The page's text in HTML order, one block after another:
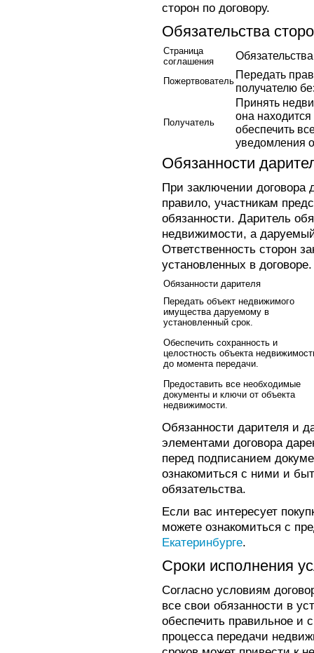
сторон по договору.
Обязательства
Страница
соглашения
Пожертвователь
Передать
получателю
Получатель
Принять
она
обеспечить
уведомления
Обязанности
При заключении договора
правило, участникам
обязанности. Даритель
недвижимости, а
Ответственность сторон
установленных в договоре.
Обязанности дарителя
Передать объект недвижимого
имущества даруемому в
установленный срок.
Обеспечить сохранность и
целостность объекта
до момента передачи.
Предоставить все необходимые
документы и ключи от объекта
недвижимости.
Обязанности дарителя и
элементами договора
перед подписанием
ознакомиться с ними и
обязательства.
Если вас интересует
можете ознакомиться с
Екатеринбурге.
Сроки исполнения
Согласно условиям
все свои обязанности в
обеспечить правильное и
процесса передачи